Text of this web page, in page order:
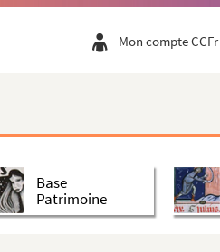
Mon compte CCFr
Base
Patrimoine